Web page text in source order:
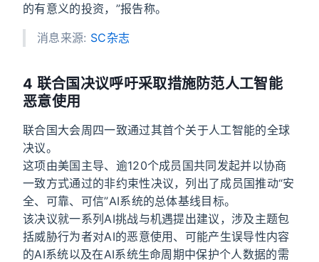
的有意义的投资，”报告称。
消息来源: SC杂志
4 联合国决议呼吁采取措施防范人工智能
恶意使用
联合国大会周四一致通过其首个关于人工智能的全球
决议。
这项由美国主导、逾120个成员国共同发起并以协商
一致方式通过的非约束性决议，列出了成员国推动“安
全、可靠、可信”AI系统的总体基线目标。
该决议就一系列AI挑战与机遇提出建议，涉及主题包
括威胁行为者对AI的恶意使用、可能产生误导性内容
的AI系统以及在AI系统生命周期中保护个人数据的需